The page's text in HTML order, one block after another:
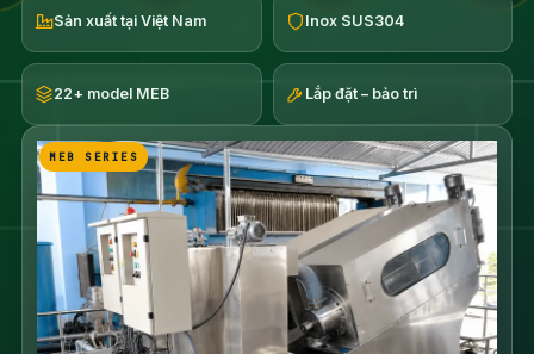
Sản xuất tại Việt Nam Inox SUS304
22+ model MEB Lắp đặt – bảo trì
MEB SERIES